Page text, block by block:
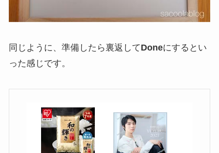
同じように、準備したら裏返してDoneにするとい
った感じです。